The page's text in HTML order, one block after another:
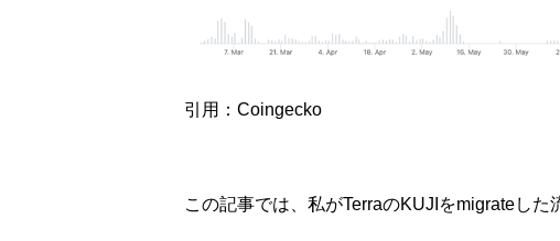
引用：Coingecko
この記事では、私がTerraのKUJIをmigrateした